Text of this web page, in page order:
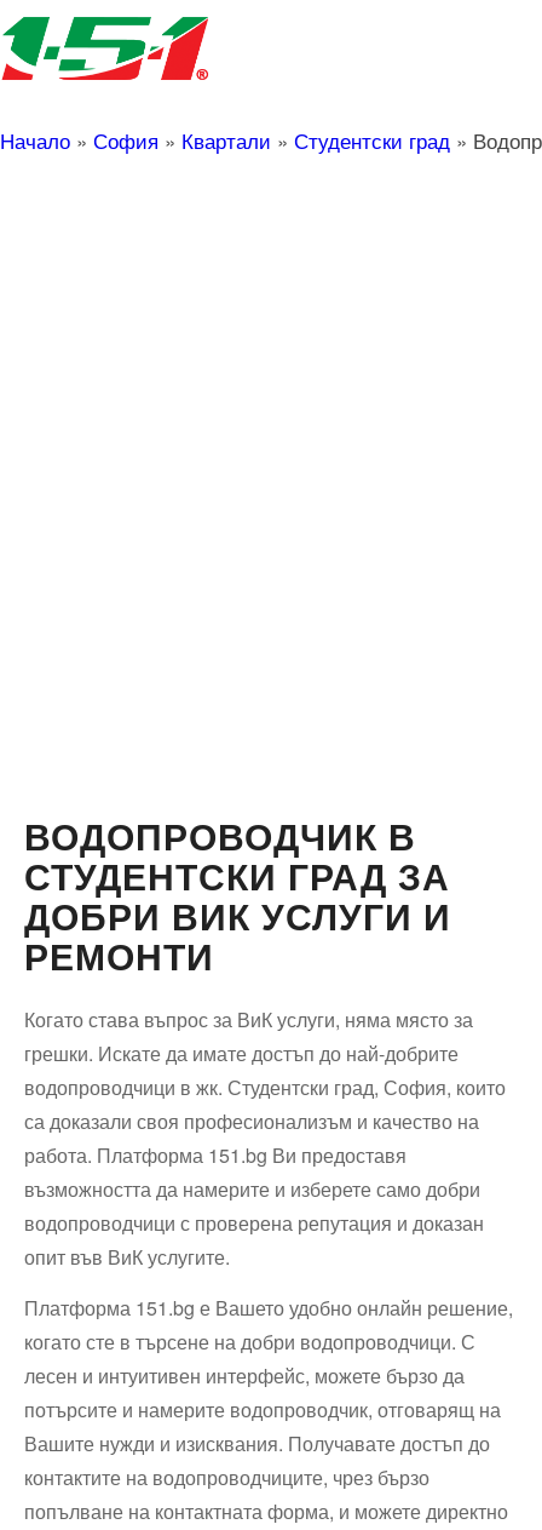
Начало » София » Квартали » Студентски град »
ВОДОПРОВОДЧИК В
СТУДЕНТСКИ ГРАД ЗА
ДОБРИ ВИК УСЛУГИ И
РЕМОНТИ
Когато става въпрос за ВиК услуги, няма място за
грешки. Искате да имате достъп до най-добрите
водопроводчици в жк. Студентски град, София, които
са доказали своя професионализъм и качество на
работа. Платформа 151.bg Ви предоставя
възможността да намерите и изберете само добри
водопроводчици с проверена репутация и доказан
опит във ВиК услугите.
Платформа 151.bg е Вашето удобно онлайн решение,
когато сте в търсене на добри водопроводчици. С
лесен и интуитивен интерфейс, можете бързо да
потърсите и намерите водопроводчик, отговарящ на
Вашите нужди и изисквания. Получавате достъп до
контактите на водопроводчиците, чрез бързо
попълване на контактната форма, и можете директно